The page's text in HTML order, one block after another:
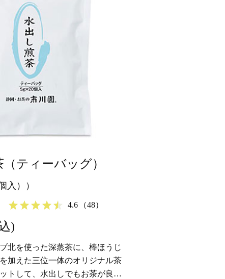
ティーバッグ）
入））
4.6 （48）
)
北を使った深蒸茶に、棒ほうじ
加えた三位一体のオリジナル茶
トして、水出しでもお茶が良く